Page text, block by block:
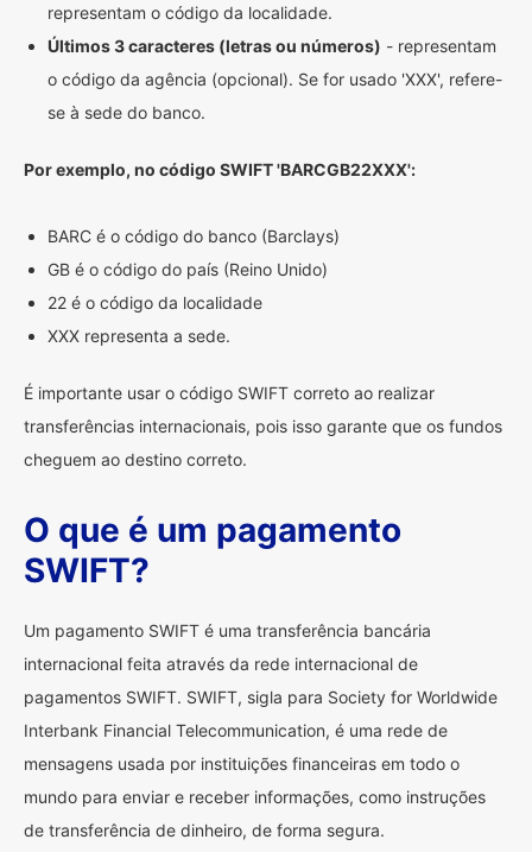
representam o código da localidade.
Últimos 3 caracteres (letras ou números) - representam
o código da agência (opcional). Se for usado 'XXX', refere-
se à sede do banco.
Por exemplo, no código SWIFT 'BARCGB22XXX':
BARC é o código do banco (Barclays)
GB é o código do país (Reino Unido)
22 é o código da localidade
XXX representa a sede.
É importante usar o código SWIFT correto ao realizar
transferências internacionais, pois isso garante que os fundos
cheguem ao destino correto.
O que é um pagamento
SWIFT?
Um pagamento SWIFT é uma transferência bancária
internacional feita através da rede internacional de
pagamentos SWIFT. SWIFT, sigla para Society for Worldwide
Interbank Financial Telecommunication, é uma rede de
mensagens usada por instituições financeiras em todo o
mundo para enviar e receber informações, como instruções
de transferência de dinheiro, de forma segura.